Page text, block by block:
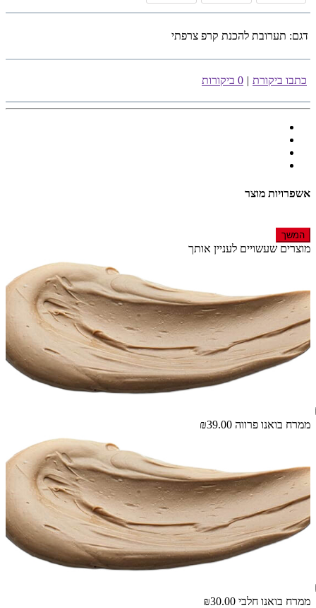
דגם: תערובת להכנת קרפ צרפתי
כתבו ביקורת | 0 ביקורות
אשפרויות מוצר
המשך
מוצרים שעשויים לעניין אותך
ממרח בואנו פרווה ₪39.00
ממרח בואנו חלבי ₪30.00